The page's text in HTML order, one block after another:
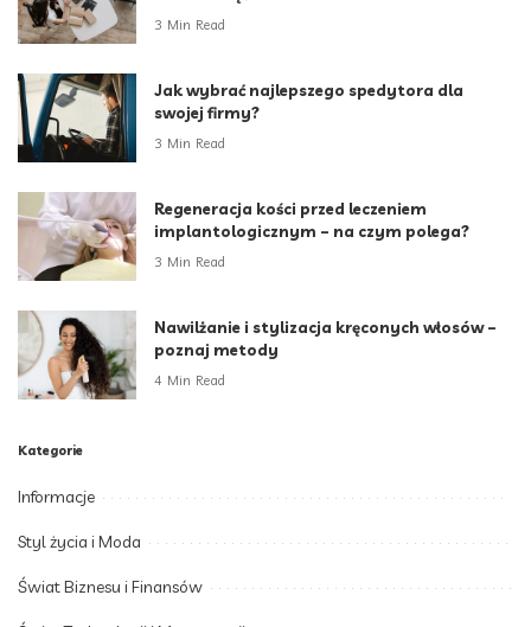
3 Min Read
Jak wybrać najlepszego spedytora dla
swojej firmy?
3 Min Read
Regeneracja kości przed leczeniem
implantologicznym – na czym polega?
3 Min Read
Nawilżanie i stylizacja kręconych włosów –
poznaj metody
4 Min Read
Kategorie
Informacje
Styl życia i Moda
Świat Biznesu i Finansów